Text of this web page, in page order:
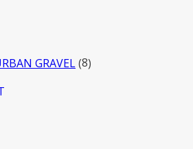
GRAVEL 8